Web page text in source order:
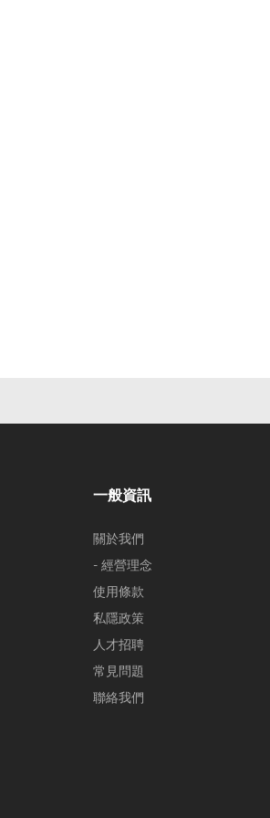
一般資訊
關於我們
- 經營理念
使用條款
私隱政策
人才招聘
常見問題
聯絡我們